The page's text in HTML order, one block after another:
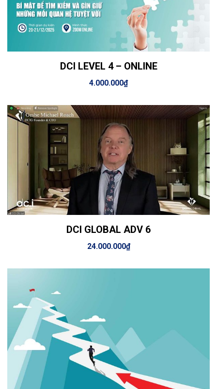
View Details Thêm vào giỏ hàng
DCI LEVEL 4 – ONLINE
4.000.000₫
View Details Thêm vào giỏ hàng
DCI GLOBAL ADV 6
24.000.000₫